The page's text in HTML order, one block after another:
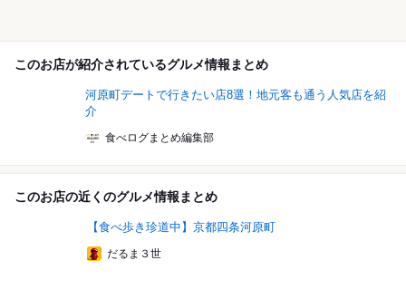
このお店が紹介されているグルメ情報まとめ
河原町デートで行きたい店8選！地元客も通う人気店を紹
介
食べログまとめ編集部
このお店の近くのグルメ情報まとめ
【食べ歩き珍道中】京都四条河原町
だるま３世